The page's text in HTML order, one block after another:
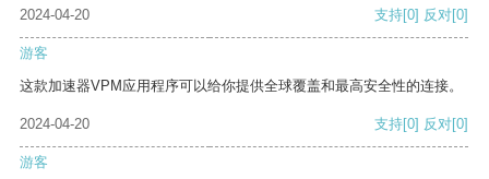
2024-04-20 支持[0] 反对[0]
游客
这款加速器VPM应用程序可以给你提供全球覆盖和最高安全性的连接。
2024-04-20 支持[0] 反对[0]
游客